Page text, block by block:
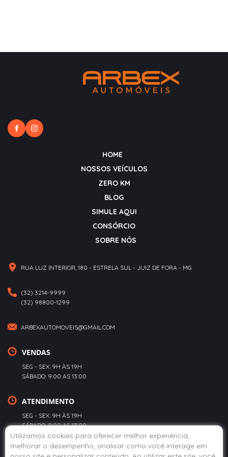
Utilizamos cookies para oferecer melhor experiência,
melhorar o desempenho, analisar como você interage em
HOME
NOSSOS VEÍCULOS
ZERO KM
BLOG
SIMULE AQUI
CONSÓRCIO
SOBRE NÓS
RUA LUZ INTERIOR, 180 - ESTRELA SUL - JUIZ DE FORA - MG
(32) 3214-9999
(32) 98800-1299
ARBEXAUTOMOVEIS@GMAIL.COM
VENDAS
SEG - SEX: 9H ÀS 19H
SÁBADO: 9:00 AS 13:00
ATENDIMENTO
SEG - SEX: 9H ÀS 19H
SÁBADO: 9:00 AS 13:00
POLÍTICA DE PRIVACIDADE